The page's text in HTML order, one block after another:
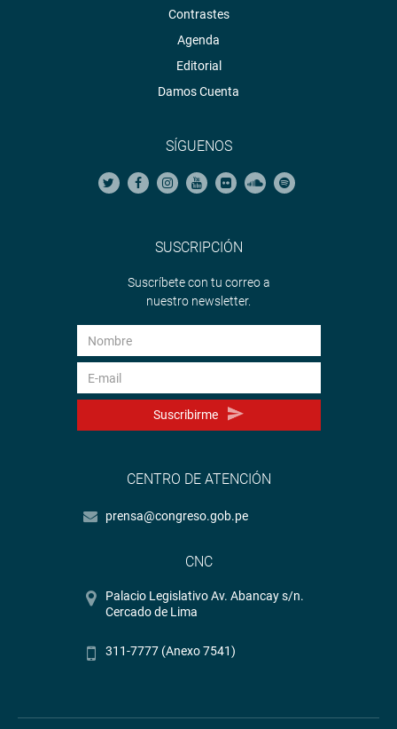
Contrastes
Agenda
Editorial
Damos Cuenta
SÍGUENOS
SUSCRIPCIÓN
Suscríbete con tu correo a
nuestro newsletter.
Suscribirme
CENTRO DE ATENCIÓN
prensa@congreso.gob.pe
CNC
Palacio Legislativo Av. Abancay s/n.
Cercado de Lima
311-7777 (Anexo 7541)